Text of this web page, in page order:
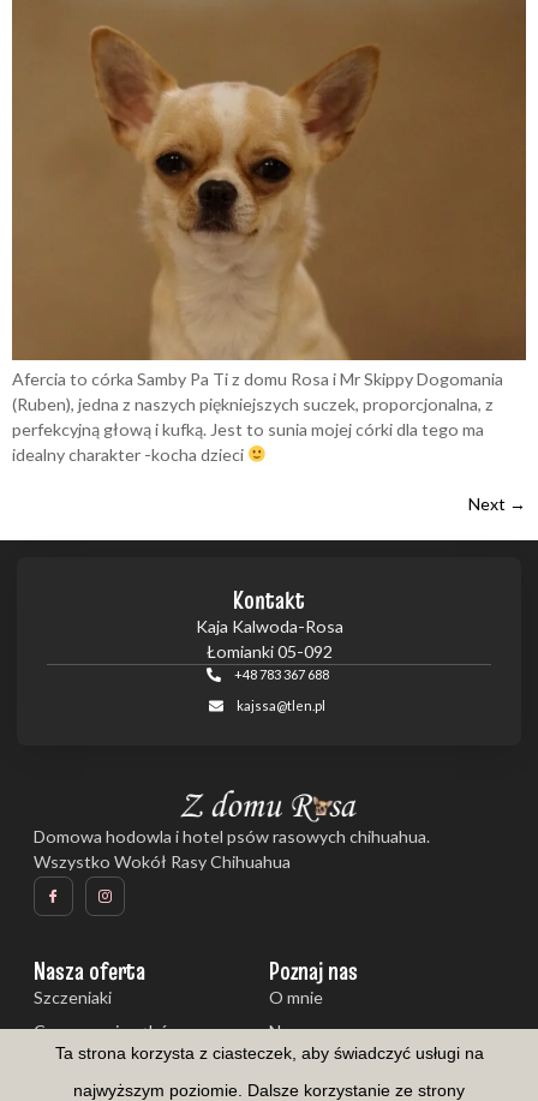
Afercia to córka Samby Pa Ti z domu Rosa i Mr Skippy Dogomania
(Ruben), jedna z naszych piękniejszych suczek, proporcjonalna, z
perfekcyjną głową i kufką. Jest to sunia mojej córki dla tego ma
idealny charakter -kocha dzieci
Next →
Domowa hodowla i hotel psów rasowych chihuahua.
Wszystko Wokół Rasy Chihuahua
Nasza oferta
Szczeniaki
Czyszczenie zębów
Galeria
Poznaj nas
O mnie
Nasze psy
Aktualności
Kontakt
Kaja Kalwoda-Rosa
Łomianki 05-092
+48 783 367 688
kajssa@tlen.pl
Ta strona korzysta z ciasteczek, aby świadczyć usługi na
najwyższym poziomie. Dalsze korzystanie ze strony